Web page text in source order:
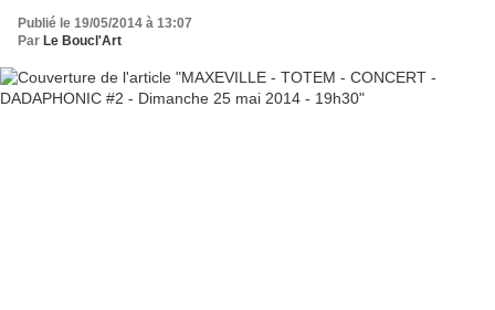
Publié le 19/05/2014 à 13:07
Par Le Boucl'Art